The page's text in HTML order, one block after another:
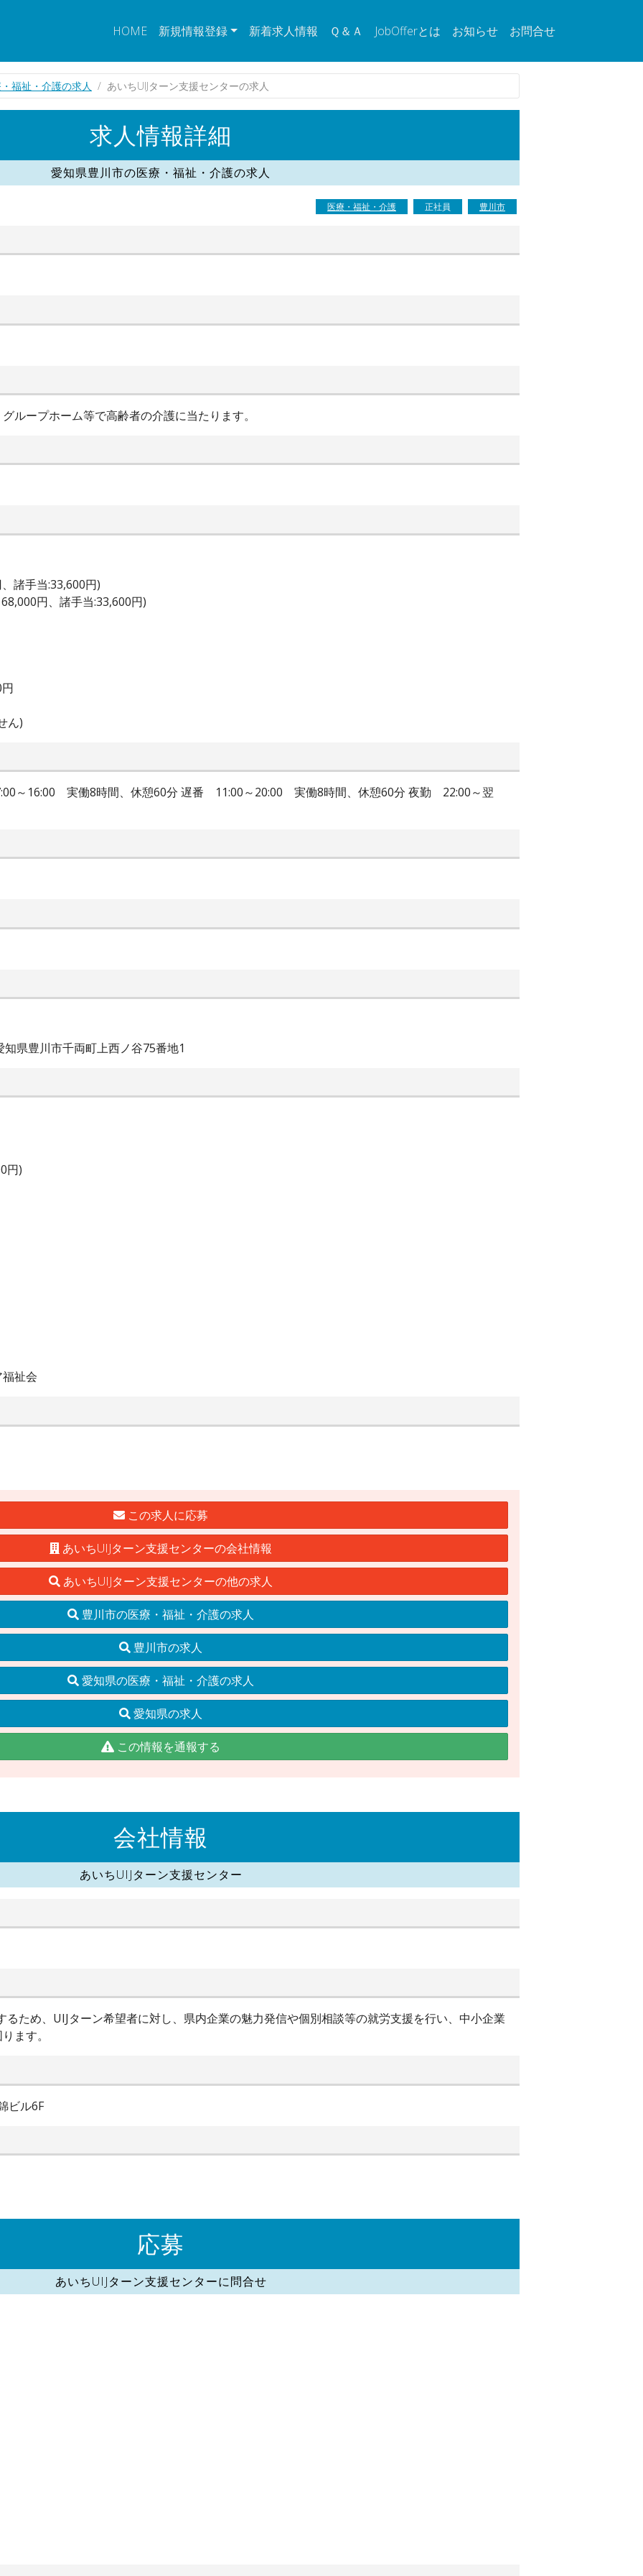
HOME 新規情報登録 新着求人情報 Ｑ＆Ａ JobOfferとは お知らせ お問合せ
福祉・介護の求人 あいちUIJターン支援センターの求人
求人情報詳細
愛知県豊川市の医療・福祉・介護の求人
医療・福祉・介護 正社員 豊川市
ループホーム等で高齢者の介護に当たります。
諸手当:33,600円)
円、諸手当:33,600円)
ん)
～16:00 実働8時間、休憩60分 遅番 11:00～20:00 実働8時間、休憩60分 夜勤 22:00～翌
県豊川市千両町上西ノ谷75番地1
円)
祉会
この求人に応募
あいちUIJターン支援センターの会社情報
あいちUIJターン支援センターの他の求人
豊川市の医療・福祉・介護の求人
豊川市の求人
愛知県の医療・福祉・介護の求人
愛知県の求人
この情報を通報する
会社情報
あいちUIJターン支援センター
るため、UIJターン希望者に対し、県内企業の魅力発信や個別相談等の就労支援を行い、中小企業
ます。
ビル6F
応募
あいちUIJターン支援センターに問合せ